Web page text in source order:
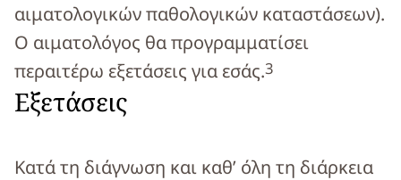
αιματολογικών παθολογικών καταστάσεων).
Ο αιματολόγος θα προγραμματίσει
περαιτέρω εξετάσεις για εσάς.3
Εξετάσεις
Κατά τη διάγνωση και καθ’ όλη τη διάρκεια